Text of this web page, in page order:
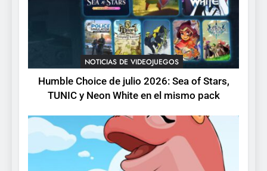
pack
Collector’s Cove: una granja
flotante con alma de álbum
de cromos
NOTICIAS DE VIDEOJUEGOS
Palworld 1.0: fecha,
cambios y todo lo que llega
con el lanzamiento
completo
NOTICIAS DE VIDEOJUEGOS
NOTICIAS DE VIDEOJUEGOS
Humble Choice de julio 2026: Sea of Stars,
TUNIC y Neon White en el mismo pack